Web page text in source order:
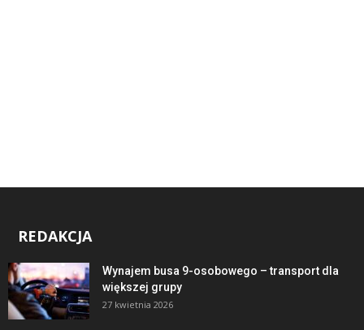
REDAKCJA
Wynajem busa 9-osobowego – transport dla
większej grupy
27 kwietnia 2026